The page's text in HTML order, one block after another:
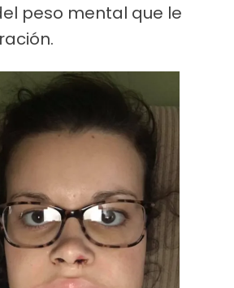
peso mental que le